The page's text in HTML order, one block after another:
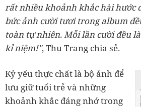
rất nhiều khoảnh khắc hài hước
bức ảnh cười tươi trong album
toàn tự nhiên. Mỗi lần cười đều
kỉ niệm!", Thu Trang chia sẻ.
Kỷ yếu thực chất là bộ ảnh để
lưu giữ tuổi trẻ và những
khoảnh khắc đáng nhớ trong